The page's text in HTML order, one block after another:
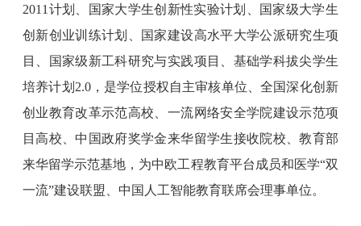
2011计划、国家大学生创新性实验计划、国家级大学生
创新创业训练计划、国家建设高水平大学公派研究生项
目、国家级新工科研究与实践项目、基础学科拔尖学生
培养计划2.0，是学位授权自主审核单位、全国深化创新
创业教育改革示范高校、一流网络安全学院建设示范项
目高校、中国政府奖学金来华留学生接收院校、教育部
来华留学示范基地，为中欧工程教育平台成员和医学“双
一流”建设联盟、中国人工智能教育联席会理事单位。